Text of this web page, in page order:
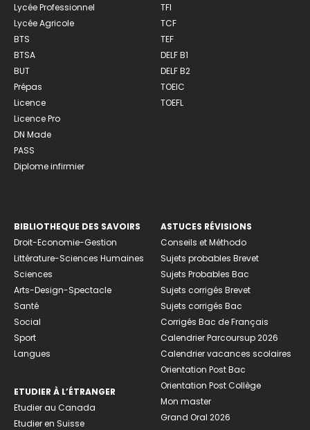
Lycée Professionnel
Lycée Agricole
BTS
BTSA
BUT
Prépas
Licence
Licence Pro
DN Made
PASS
Diplome infirmier
TFI
TCF
TEF
DELF B1
DELF B2
TOEIC
TOEFL
BIBLIOTHEQUE DES SAVOIRS
Droit-Economie-Gestion
Littérature-Sciences Humaines
Sciences
Arts-Design-Spectacle
Santé
Social
Sport
Langues
ETUDIER À L’ÉTRANGER
Etudier au Canada
Etudier en Suisse
ASTUCES RÉVISIONS
Conseils et Méthodo
Sujets probables Brevet
Sujets Probables Bac
Sujets corrigés Brevet
Sujets corrigés Bac
Corrigés Bac de Français
Calendrier Parcoursup 2026
Calendrier vacances scolaires
Orientation Post Bac
Orientation Post Collège
Mon master
Grand Oral 2026